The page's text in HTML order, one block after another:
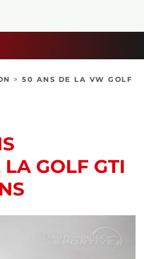
> 50 ANS DE LA VW GOLF
GOLF GTI